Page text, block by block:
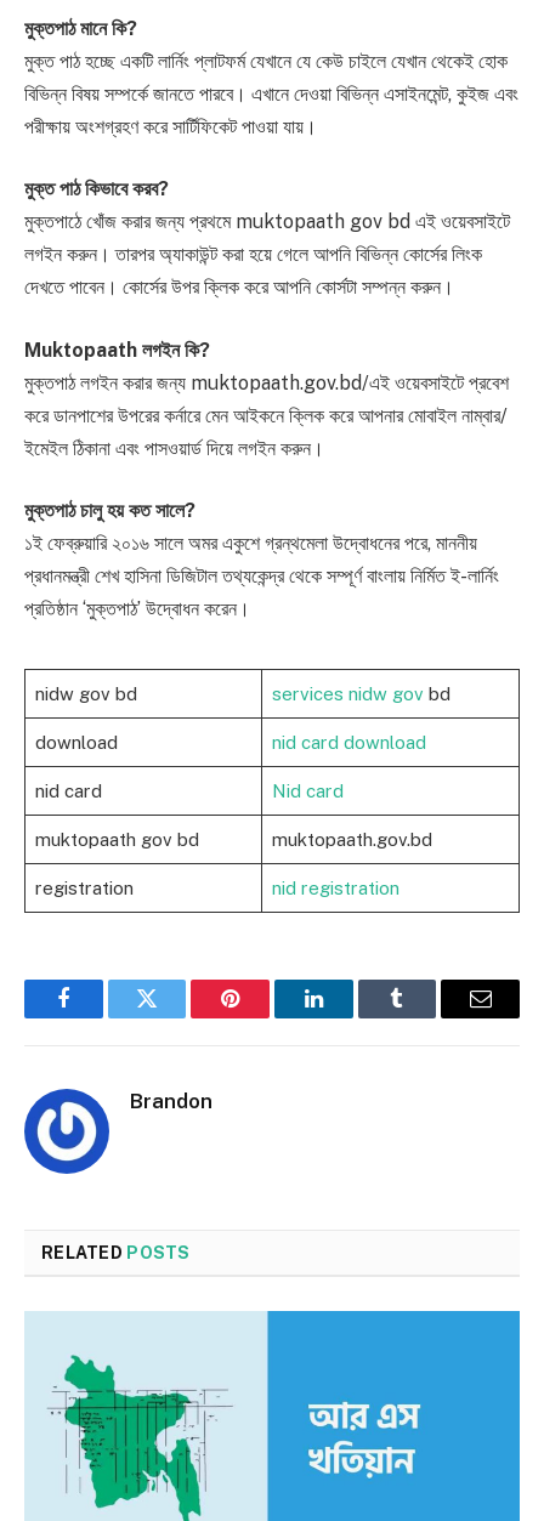
মুক্তপাঠ মানে কি?
মুক্ত পাঠ হচ্ছে একটি লার্নিং প্লাটফর্ম যেখানে যে কেউ চাইলে যেখান থেকেই হোক
বিভিন্ন বিষয় সম্পর্কে জানতে পারবে। এখানে দেওয়া বিভিন্ন এসাইনমেন্ট, কুইজ এবং
পরীক্ষায় অংশগ্রহণ করে সার্টিফিকেট পাওয়া যায়।
মুক্ত পাঠ কিভাবে করব?
মুক্তপাঠে খোঁজ করার জন্য প্রথমে muktopaath gov bd এই ওয়েবসাইটে
লগইন করুন। তারপর অ্যাকাউন্ট করা হয়ে গেলে আপনি বিভিন্ন কোর্সের লিংক
দেখতে পাবেন। কোর্সের উপর ক্লিক করে আপনি কোর্সটা সম্পন্ন করুন।
Muktopaath লগইন কি?
মুক্তপাঠ লগইন করার জন্য muktopaath.gov.bd/এই ওয়েবসাইটে প্রবেশ
করে ডানপাশের উপরের কর্নারে মেন আইকনে ক্লিক করে আপনার মোবাইল নাম্বার/
ইমেইল ঠিকানা এবং পাসওয়ার্ড দিয়ে লগইন করুন।
মুক্তপাঠ চালু হয় কত সালে?
১ই ফেব্রুয়ারি ২০১৬ সালে অমর একুশে গ্রন্থমেলা উদ্বোধনের পরে, মাননীয়
প্রধানমন্ত্রী শেখ হাসিনা ডিজিটাল তথ্যকেন্দ্র থেকে সম্পূর্ণ বাংলায় নির্মিত ই-লার্নিং
প্রতিষ্ঠান ‘মুক্তপাঠ’ উদ্বোধন করেন।
nidw gov bd services nidw gov bd
download nid card download
nid card Nid card
muktopaath gov bd muktopaath.gov.bd
registration nid registration
FacebookTwitter Pinterest LinkedInTumblr Email
Brandon
RELATED POSTS